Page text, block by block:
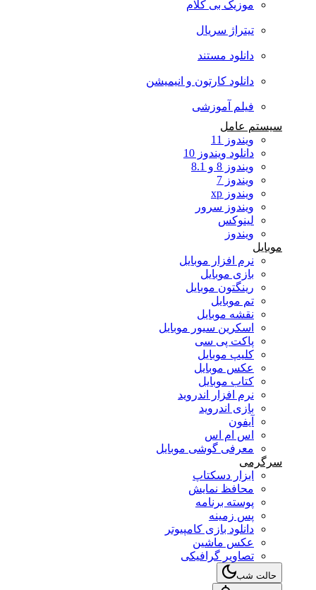
موزیک بی کلام
تیتراژ سریال
دانلود مستند
دانلود کارتون و انیمیشن
فیلم آموزشی
سیستم عامل
ویندوز 11
دانلود ویندوز 10
ویندوز 8 و 8.1
ویندوز 7
ویندوز xp
ویندوز سرور
لینوکس
ویندوز
موبایل
نرم افزار موبایل
بازی موبایل
رینگتون موبایل
تم موبایل
نقشه موبایل
اسکرین سیور موبایل
پاکت پی سی
کلیپ موبایل
عکس موبایل
کتاب موبایل
نرم افزار اندروید
بازی اندروید
آیفون
اس ام اس
معرفی گوشی موبایل
سرگرمی
ابزار دسکتاپ
محافظ نمایش
پوسته برنامه
پس زمینه
دانلود بازی کامپیوتر
عکس ماشین
تصاویر گرافیکی
حالت شب